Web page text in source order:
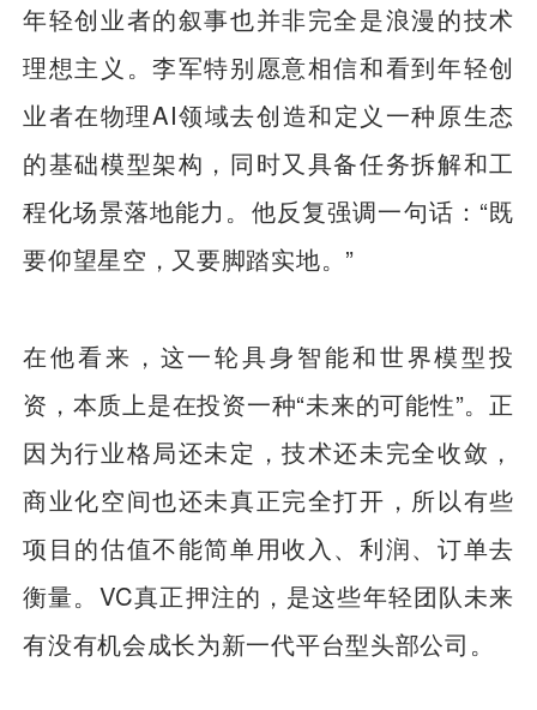
年轻创业者的叙事也并非完全是浪漫的技术
理想主义。李军特别愿意相信和看到年轻创
业者在物理AI领域去创造和定义一种原生态
的基础模型架构，同时又具备任务拆解和工
程化场景落地能力。他反复强调一句话：“既
要仰望星空，又要脚踏实地。”
在他看来，这一轮具身智能和世界模型投
资，本质上是在投资一种“未来的可能性”。正
因为行业格局还未定，技术还未完全收敛，
商业化空间也还未真正完全打开，所以有些
项目的估值不能简单用收入、利润、订单去
衡量。VC真正押注的，是这些年轻团队未来
有没有机会成长为新一代平台型头部公司。